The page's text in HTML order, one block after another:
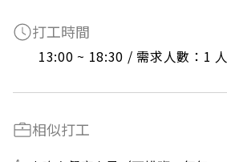
打工時間
13:00 ~ 18:30 / 需求人數：1 人
相似打工